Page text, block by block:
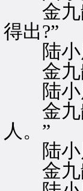
金九龄
得出?”
陆小凤
金九
陆小凤
金九龄
人。”
陆小
金九龄